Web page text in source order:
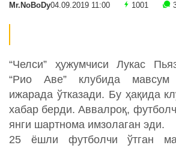
Mr.NoBoDy04.09.2019 11:00 1001
“Челси” ҳужумчиси Лукас
“Рио Аве” клубида мавсум
ижарада ўтказади. Бу ҳақида
хабар берди. Аввалроқ,
янги шартнома имзолаган эди.
25 ёшли футболчи ўтган